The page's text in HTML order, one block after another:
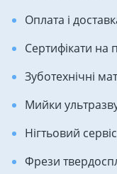
Оплата і
Сертифікати на
Зуботехнічні
Мийки
Нігтьовий сервіс
Фрези